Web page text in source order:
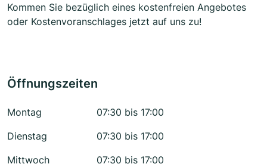
Kommen Sie bezüglich eines kostenfreien Angebotes
oder Kostenvoranschlages jetzt auf uns zu!
Öffnungszeiten
Montag
07:30 bis 17:00
Dienstag
07:30 bis 17:00
Mittwoch
07:30 bis 17:00